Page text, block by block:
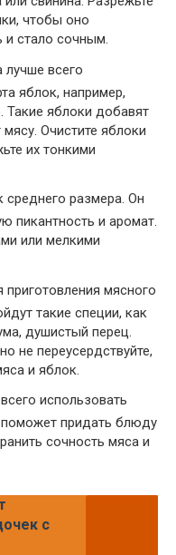
чтобы оно
и стало сочным.
всего
яблок, например,
Такие яблоки добавят
Очистите яблоки
их тонкими
среднего размера. Он
пикантность и аромат.
или мелкими
приготовления мясного
такие специи, как
душистый перец.
не переусердствуйте,
и яблок.
использовать
придать блюду
сочность мяса и
с